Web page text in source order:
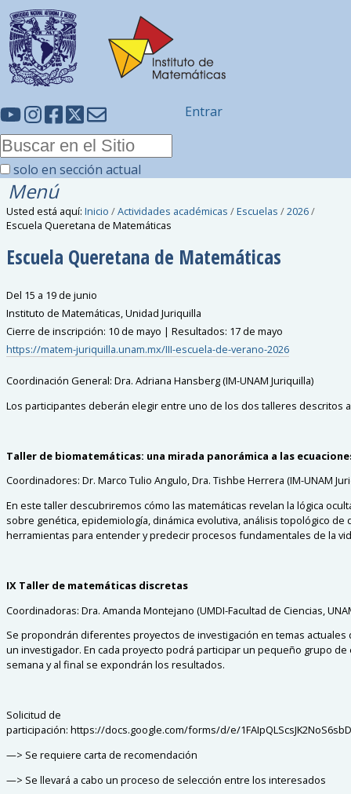
solo en sección actual
Entrar
Menú
Usted está aquí: Inicio /Actividades académicas /Escuelas /2026/
Escuela Queretana de Matemáticas
Escuela Queretana de Matemáticas
Del 15 a 19 de junio
Instituto de Matemáticas, Unidad Juriquilla
Cierre de inscripción: 10 de mayo | Resultados: 17 de mayo
https://matem-juriquilla.unam.mx/III-escuela-de-verano-2026
Coordinación General:Dra. Adriana Hansberg (IM-UNAM Juriquilla)
Los participantes deberán elegir entre uno de los dos talleres descritos
Taller de biomatemáticas: una mirada panorámica a las
Coordinadores:Dr. Marco Tulio Angulo, Dra. Tishbe Herrera (IM-UNAM
En este taller descubriremos cómo las matemáticas revelan la lógica
sobre genética, epidemiología, dinámica evolutiva, análisis topológico
herramientas para entender y predecir procesos fundamentales de la
IX Taller de matemáticas discretas
Coordinadoras:Dra. Amanda Montejano (UMDI-Facultad de Ciencias,
Se propondrán diferentes proyectos de investigación en temas
un investigador. En cada proyecto podrá participar un pequeño grupo
semana y al final se expondrán los resultados.
Solicitud de
participación: https://docs.google.com/forms/d/e/
—> Se requiere carta de recomendación
—> Se llevará a cabo un proceso de selección entre los interesados